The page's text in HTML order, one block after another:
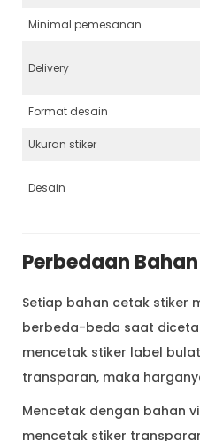
Minimal pemesanan
Delivery
Format desain
Ukuran stiker
Desain
Perbedaan
Setiap bahan cetak stiker
berbeda-beda saat
mencetak stiker label
transparan, maka
Mencetak dengan bahan
mencetak stiker